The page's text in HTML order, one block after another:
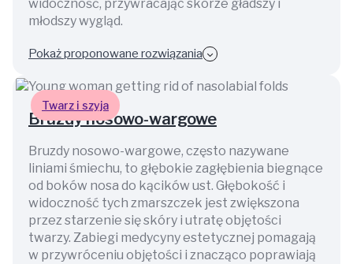
widoczność, przywracając skórze gładszy i
młodszy wygląd.
Pokaż proponowane rozwiązania
Twarz i szyja
Bruzdy nosowo-wargowe
Bruzdy nosowo-wargowe, często nazywane
liniami śmiechu, to głębokie zagłębienia biegnące
od boków nosa do kącików ust. Głębokość i
widoczność tych zmarszczek jest zwiększona
przez starzenie się skóry i utratę objętości
twarzy. Zabiegi medycyny estetycznej pomagają
w przywróceniu objętości i znacząco poprawiają